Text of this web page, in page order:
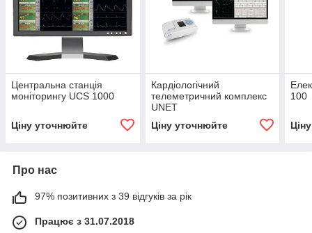
Центральна станція
моніторингу UCS 1000
Ціну уточнюйте
Кардіологічний
телеметричний комплекс
UNET
Ціну уточнюйте
100
Про нас
97% позитивних з 39 відгуків за рік
Працює з 31.07.2018